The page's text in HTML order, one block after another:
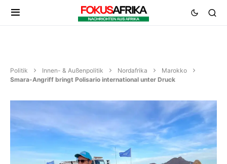
Politik Innen- & Außenpolitik Nordafrika
Marokko
Smara-Angriff bringt Polisario international unter Druck